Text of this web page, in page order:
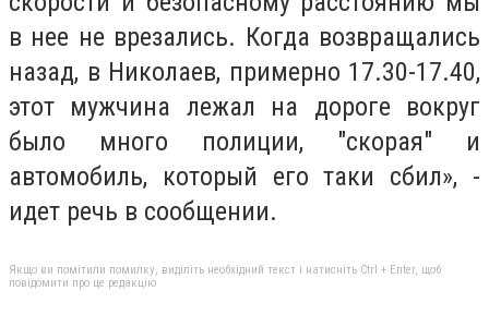
в нее не врезались. Когда возвращались
назад, в Николаев, примерно 17.30-17.40,
этот мужчина лежал на дороге вокруг
было много полиции, "скорая" и
автомобиль, который его таки сбил», -
идет речь в сообщении.
Якщо ви помітили помилку, виділіть необхідний текст і натисніть Ctrl + Enter, щоб
повідомити про це редакцію